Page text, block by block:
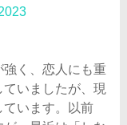
く、恋人にも重
いましたが、現
います。以前